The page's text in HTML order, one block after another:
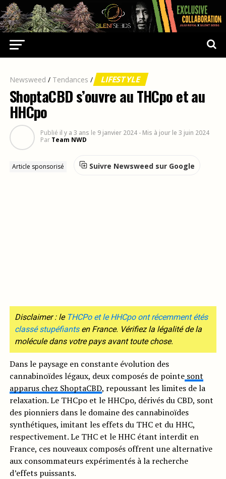
Newsweed / Tendances / LIFESTYLE
ShoptaCBD s’ouvre au THCpo et au
HHCpo
Publié il y a 3 ans le 9 janvier 2024 - Mis à jour le 3 juin 2024
Par Team NWD
Article sponsorisé Suivre Newsweed sur Google
Disclaimer : le THCPo et le HHCpo ont récemment étés
classé stupéfiantsen France. Vérifiez la légalité de la
molécule dans votre pays avant toute chose.
Dans le paysage en constante évolution des
cannabinoïdes légaux, deux composés de pointesont
apparus chez ShoptaCBD, repoussant les limites de la
relaxation. Le THCpo et le HHCpo, dérivés du CBD, sont
des pionniers dans le domaine des cannabinoïdes
synthétiques, imitant les effets du THC et du HHC,
respectivement. Le THC et le HHC étant interdit en
France, ces nouveaux composés offrent une alternative
aux consommateurs expérimentés à la recherche
d’effets puissants.